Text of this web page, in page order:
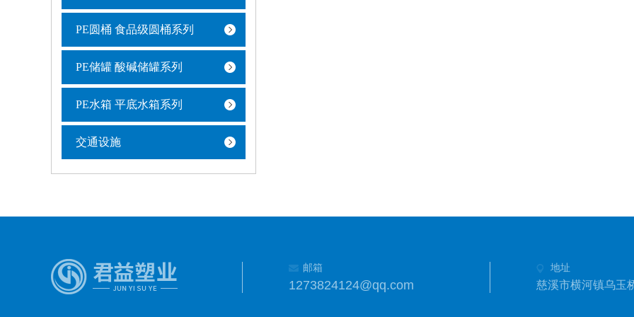
PE圆桶 食品级圆桶系列
PE储罐 酸碱储罐系列
PE水箱 平底水箱系列
交通设施
邮箱
1273824124@qq.com
地址
慈溪市横河镇乌玉